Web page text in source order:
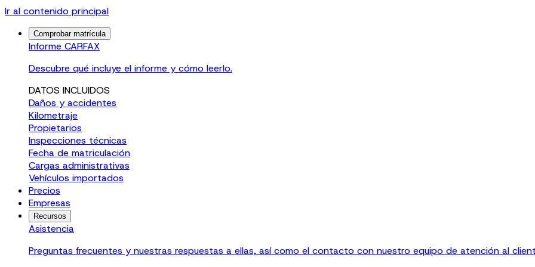
Ir al contenido principal
Comprobar matrícula
Informe CARFAX
Descubre qué incluye el informe y cómo leerlo.
DATOS INCLUIDOS
Daños y accidentes
Kilometraje
Propietarios
Inspecciones técnicas
Fecha de matriculación
Cargas administrativas
Vehículos importados
Precios
Empresas
Recursos
Asistencia
Preguntas frecuentes y nuestras respuestas a ellas, así como el contacto con nuestro equipo de atención al